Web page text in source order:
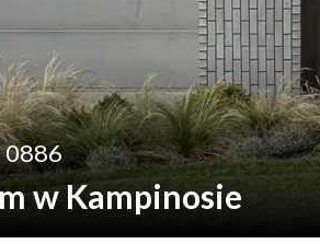
0886
w Kampinosie